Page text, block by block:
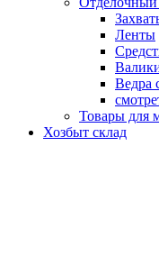
Ленты
Ведра
Товары для
Хозбыт склад